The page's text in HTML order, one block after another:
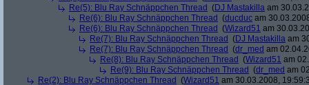
Re(5): Blu Ray Schnäppchen Thread (DJ Mastakilla am
Re(6): Blu Ray Schnäppchen Thread (ducduc am
Re(6): Blu Ray Schnäppchen Thread (Wizard51 am
Re(7): Blu Ray Schnäppchen Thread (DJ Mastakilla am
Re(7): Blu Ray Schnäppchen Thread (dr_med am
Re(8): Blu Ray Schnäppchen Thread (Wizard51 am
Re(9): Blu Ray Schnäppchen Thread (dr_med am
Re(2): Blu Ray Schnäppchen Thread (Wizard51 am 30.03.2008,